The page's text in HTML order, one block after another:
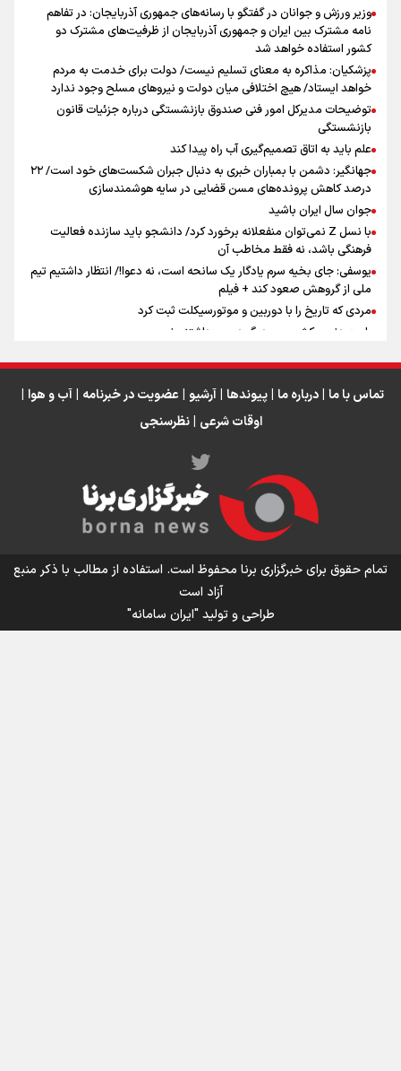
جمله‌ای که بغض چهارماهه را شکست؛ «آهای مردم، آقا از
تهران رفتند»
سه حسرتی که به دلم ماند
اینفو برنا / جدول کامل فاصله مرز شلمچه تا شهرهای زیارتی
عراق
اینفو برنا/ میزان مالیات بر ارزش افزوده چقدر است؟
وزیر ورزش و جوانان در گفتگو با رسانه‌های جمهوری آذربایجان: در تفاهم
نامه مشترک بین ایران و جمهوری آذربایجان از ظرفیت‌های مشترک دو
کشور استفاده خواهد شد
پزشکیان: مذاکره به معنای تسلیم نیست/ دولت برای خدمت به مردم
خواهد ایستاد/ هیچ اختلافی میان دولت و نیروهای مسلح وجود ندارد
توضیحات مدیرکل امور فنی صندوق بازنشستگی درباره جزئیات قانون
بازنشستگی
علم باید به اتاق تصمیم‌گیری آب راه پیدا کند
جهانگیر: دشمن با بمباران خبری به دنبال جبران شکست‌های خود است/ ۲۲
درصد کاهش پرونده‌های مسن قضایی در سایه هوشمندسازی
جوان سال ایران باشید
با نسل Z نمی‌توان منفعلانه برخورد کرد/ دانشجو باید سازنده فعالیت
فرهنگی باشد، نه فقط مخاطب آن
یوسفی: جای بخیه سرم یادگار یک سانحه است، نه دعوا!/ انتظار داشتیم تیم
ملی از گروهش صعود کند + فیلم
مردی که تاریخ را با دوربین و موتورسیکلت ثبت کرد
رابرت دنیرو: کشور من دیگر دوست‌داشتنی نیست
انتظار حضور تیم‌های بزرگ مثل استقلال در لیگ هستیم
تورم ۵۸ درصدی معدن / وقتی هزینه استخراج از توان قیمت‌گذاری سبقتتماس با ما | درباره ما | پیوندها | آرشیو | عضویت در خبرنامه | آب و هوا |
اوقات شرعی | نظرسنجی
تمام حقوق برای خبرگزاری برنا محفوظ است. استفاده از مطالب با ذکر منبع
آزاد است
طراحی و تولید"ایران سامانه"